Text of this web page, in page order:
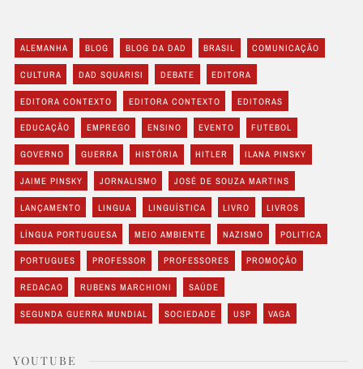
ALEMANHA BLOG BLOG DA DAD BRASIL COMUNICAÇÃO
CULTURA DAD SQUARISI DEBATE EDITORA
EDITORA CONTEXTO EDITORA CONTEXTO EDITORAS
EDUCAÇÃO EMPREGO ENSINO EVENTO FUTEBOL
GOVERNO GUERRA HISTÓRIA HITLER ILANA PINSKY
JAIME PINSKY JORNALISMO JOSÉ DE SOUZA MARTINS
LANÇAMENTO LINGUA LINGUÍSTICA LIVRO LIVROS
LÍNGUA PORTUGUESA MEIO AMBIENTE NAZISMO POLITICA
PORTUGUES PROFESSOR PROFESSORES PROMOÇÃO
REDACAO RUBENS MARCHIONI SAÚDE
SEGUNDA GUERRA MUNDIAL SOCIEDADE USP VAGA
YOUTUBE